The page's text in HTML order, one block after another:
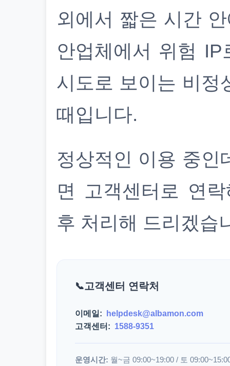
외에서 짧은 시간
안업체에서 위험
시도로 보이는 비정
때입니다.
정상적인 이용 중인
면 고객센터로 연
후 처리해 드리겠습
고객센터 연락처
이메일:
helpdesk@albamon.com
고객센터: 1588-9351
운영시간: 월~금 09:00~19:00 / 토